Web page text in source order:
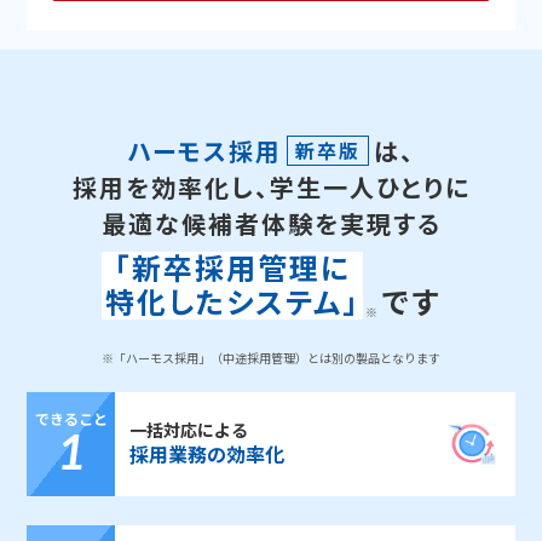
ハーモス採用 新卒版
は、
採用を効率化し、学生一人ひとりに
最適な候補者体験を実現する
｢新卒採用管理に
特化したシステム｣
です
※「ハーモス採用」（中途採用管理）とは別の製品となります
できること
1 一括対応による
採用業務の効率化